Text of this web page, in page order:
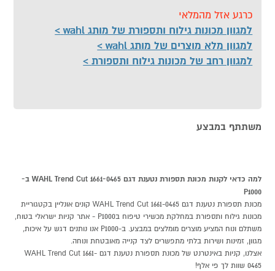
כרגע אזל מהמלאי
למגוון מכונות גילוח ותספורת של מותג wahl
למגוון מלא מוצרים של מותג wahl
למגוון רחב של מכונות גילוח ותספורת
משתתף במבצע
למה כדאי לקנות מכונת תספורת נטענת דגם WAHL Trend Cut 1661-0465 ב-
P1000
מכונת תספורת נטענת דגם WAHL Trend Cut 1661-0465 קונים אונליין בקטגוריית
מכונות גילוח ותספורת במחלקת מכשירי טיפוח בP1000 - אתר קניות ישראלי בטוח,
משתלם ונוח המציע מוצרים מומלצים במבצע. ב-P1000 אנו נותנים דגש על איכות,
מגוון, זמינות ושירות בלתי מתפשרים לצד קנייה מאובטחת ונוחה.
אצלנו, קניות באינטרנט של מכונת תספורת נטענת דגם WAHL Trend Cut 1661-
0465 שוות לך פי אלף!